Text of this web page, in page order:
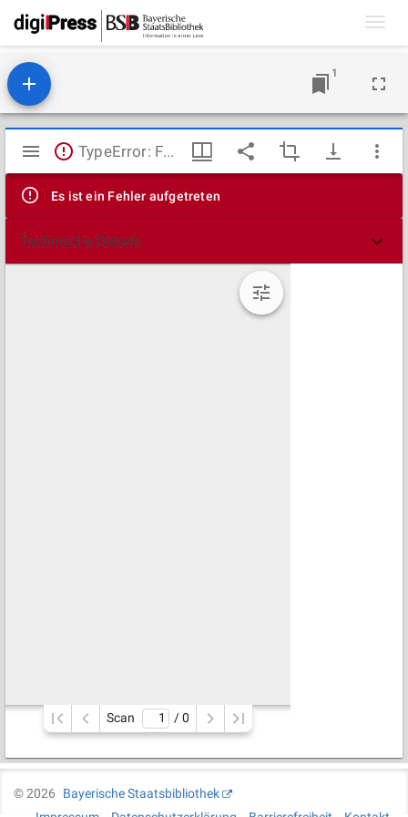
1
Mirador
Viewer
TypeError: Failed to fetch
Es ist ein Fehler aufgetreten
Technische Details
Scan / 0
©2026
Bayerische Staatsbibliothek